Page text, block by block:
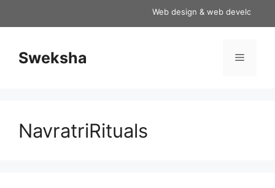
Web design & web development
Sweksha Menu
NavratriRituals